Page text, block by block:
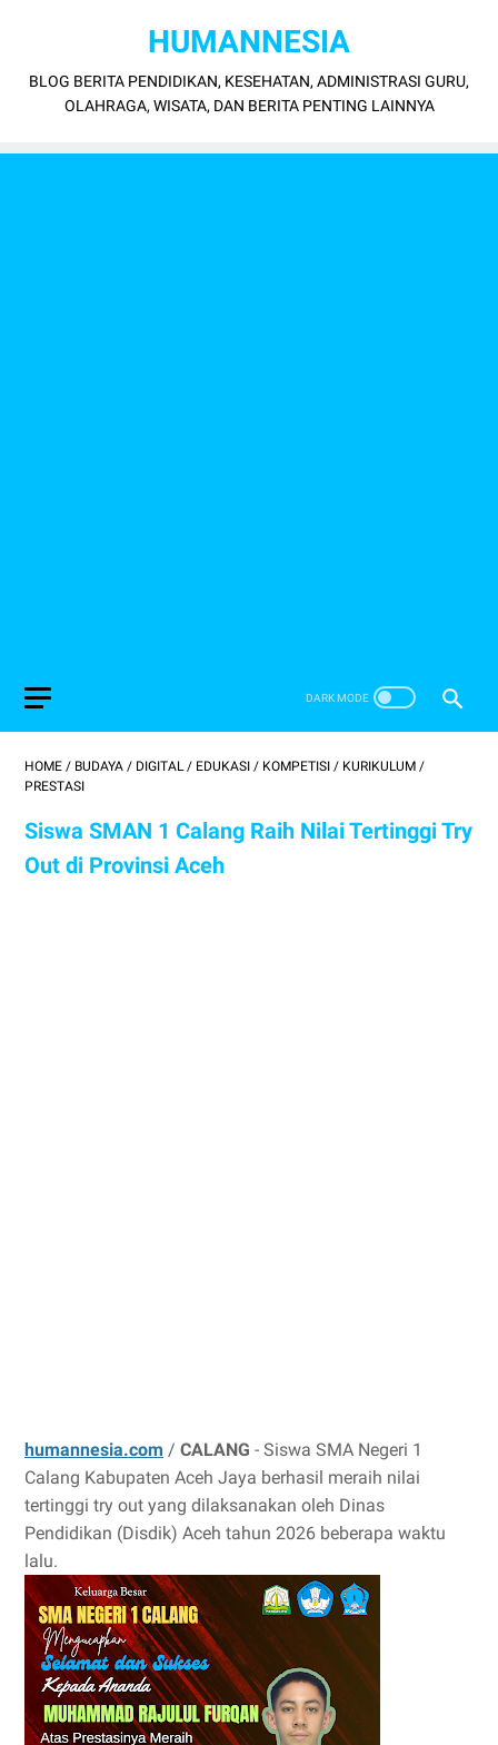
HUMANNESIA
BLOG BERITA PENDIDIKAN, KESEHATAN, ADMINISTRASI GURU,
OLAHRAGA, WISATA, DAN BERITA PENTING LAINNYA
HOME / BUDAYA / DIGITAL / EDUKASI / KOMPETISI / KURIKULUM /
PRESTASI
Siswa SMAN 1 Calang Raih Nilai Tertinggi Try
Out di Provinsi Aceh
humannesia.com / CALANG - Siswa SMA Negeri 1
Calang Kabupaten Aceh Jaya berhasil meraih nilai
tertinggi try out yang dilaksanakan oleh Dinas
Pendidikan (Disdik) Aceh tahun 2026 beberapa waktu
lalu.